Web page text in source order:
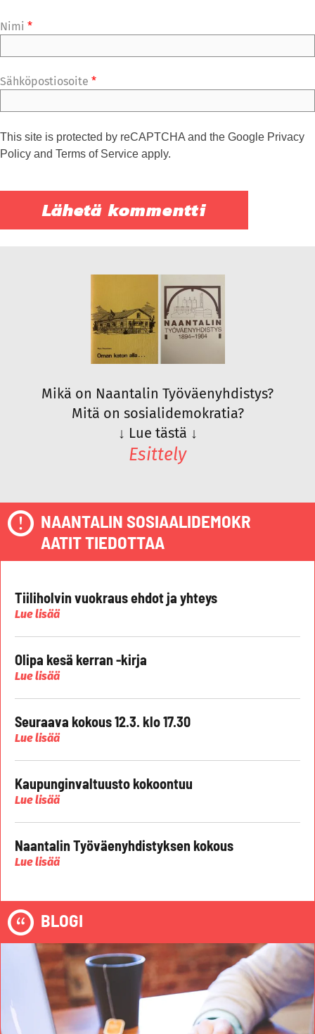
Nimi *
Sähköpostiosoite *
This site is protected by reCAPTCHA and the Google Privacy
Policy and Terms of Service apply.
Mikä on Naantalin Työväenyhdistys?
Mitä on sosialidemokratia?
↓ Lue tästä ↓
Esittely
NAANTALIN SOSIAALIDEMOKR
AATIT TIEDOTTAA
Tiiliholvin vuokraus ehdot ja yhteys
Lue lisää
Olipa kesä kerran -kirja
Lue lisää
Seuraava kokous 12.3. klo 17.30
Lue lisää
Kaupunginvaltuusto kokoontuu
Lue lisää
Naantalin Työväenyhdistyksen kokous
Lue lisää
BLOGI